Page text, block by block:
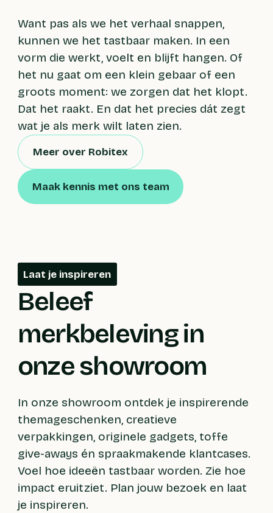
Want pas als we het verhaal snappen,
kunnen we het tastbaar maken. In een
vorm die werkt, voelt en blijft hangen. Of
het nu gaat om een klein gebaar of een
groots moment: we zorgen dat het klopt.
Dat het raakt. En dat het precies dát zegt
wat je als merk wilt laten zien.
Meer over Robitex
Maak kennis met ons team
Laat je inspireren
Beleef
merkbeleving in
onze showroom
In onze showroom ontdek je inspirerende
themageschenken, creatieve
verpakkingen, originele gadgets, toffe
give-aways én spraakmakende klantcases.
Voel hoe ideeën tastbaar worden. Zie hoe
impact eruitziet. Plan jouw bezoek en laat
je inspireren.